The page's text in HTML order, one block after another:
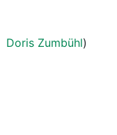
Doris Zumbühl)